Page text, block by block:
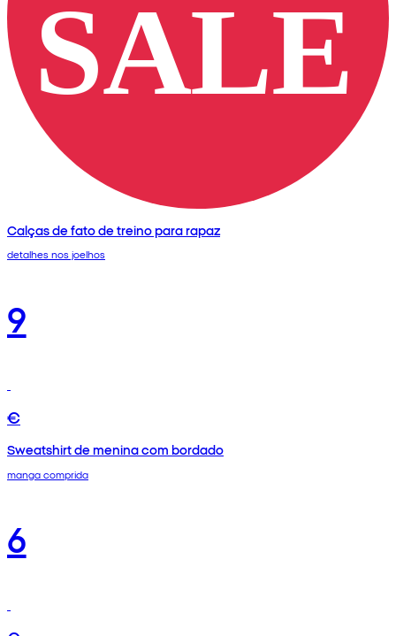
Calças de fato de treino para rapaz
detalhes nos joelhos
9
€
Sweatshirt de menina com bordado
manga comprida
6